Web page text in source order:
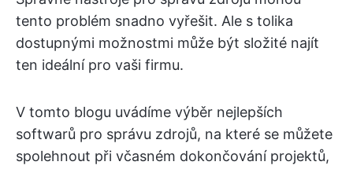
tento problém snadno vyřešit. Ale s tolika
dostupnými možnostmi může být složité najít
ten ideální pro vaši firmu.
V tomto blogu uvádíme výběr nejlepších
softwarů pro správu zdrojů, na které se můžete
spolehnout při včasném dokončování projektů,